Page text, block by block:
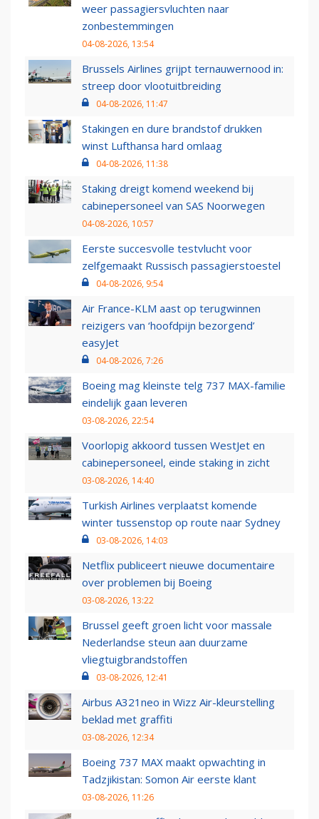
weer passagiersvluchten naar
zonbestemmingen
04-08-2026, 13:54
Brussels Airlines grijpt ternauwernood in:
streep door vlootuitbreiding
04-08-2026, 11:47
Stakingen en dure brandstof drukken
winst Lufthansa hard omlaag
04-08-2026, 11:38
Staking dreigt komend weekend bij
cabinepersoneel van SAS Noorwegen
04-08-2026, 10:57
Eerste succesvolle testvlucht voor
zelfgemaakt Russisch passagierstoestel
04-08-2026, 9:54
Air France-KLM aast op terugwinnen
reizigers van ‘hoofdpijn bezorgend’
easyJet
04-08-2026, 7:26
Boeing mag kleinste telg 737 MAX-familie
eindelijk gaan leveren
03-08-2026, 22:54
Voorlopig akkoord tussen WestJet en
cabinepersoneel, einde staking in zicht
03-08-2026, 14:40
Turkish Airlines verplaatst komende
winter tussenstop op route naar Sydney
03-08-2026, 14:03
Netflix publiceert nieuwe documentaire
over problemen bij Boeing
03-08-2026, 13:22
Brussel geeft groen licht voor massale
Nederlandse steun aan duurzame
vliegtuigbrandstoffen
03-08-2026, 12:41
Airbus A321neo in Wizz Air-kleurstelling
beklad met graffiti
03-08-2026, 12:34
Boeing 737 MAX maakt opwachting in
Tadzjikistan: Somon Air eerste klant
03-08-2026, 11:26